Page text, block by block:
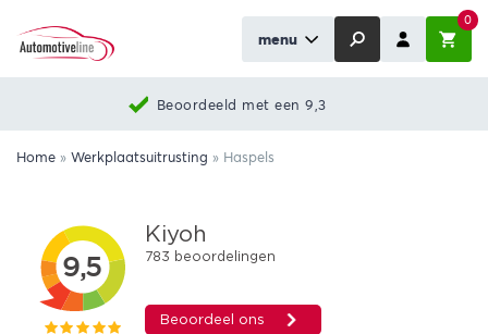
menu
0
Beoordeeld met een 9,3
Home » Werkplaatsuitrusting » Haspels